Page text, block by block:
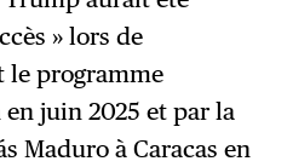
» lors de
le programme
juin 2025 et par la
Maduro à Caracas en